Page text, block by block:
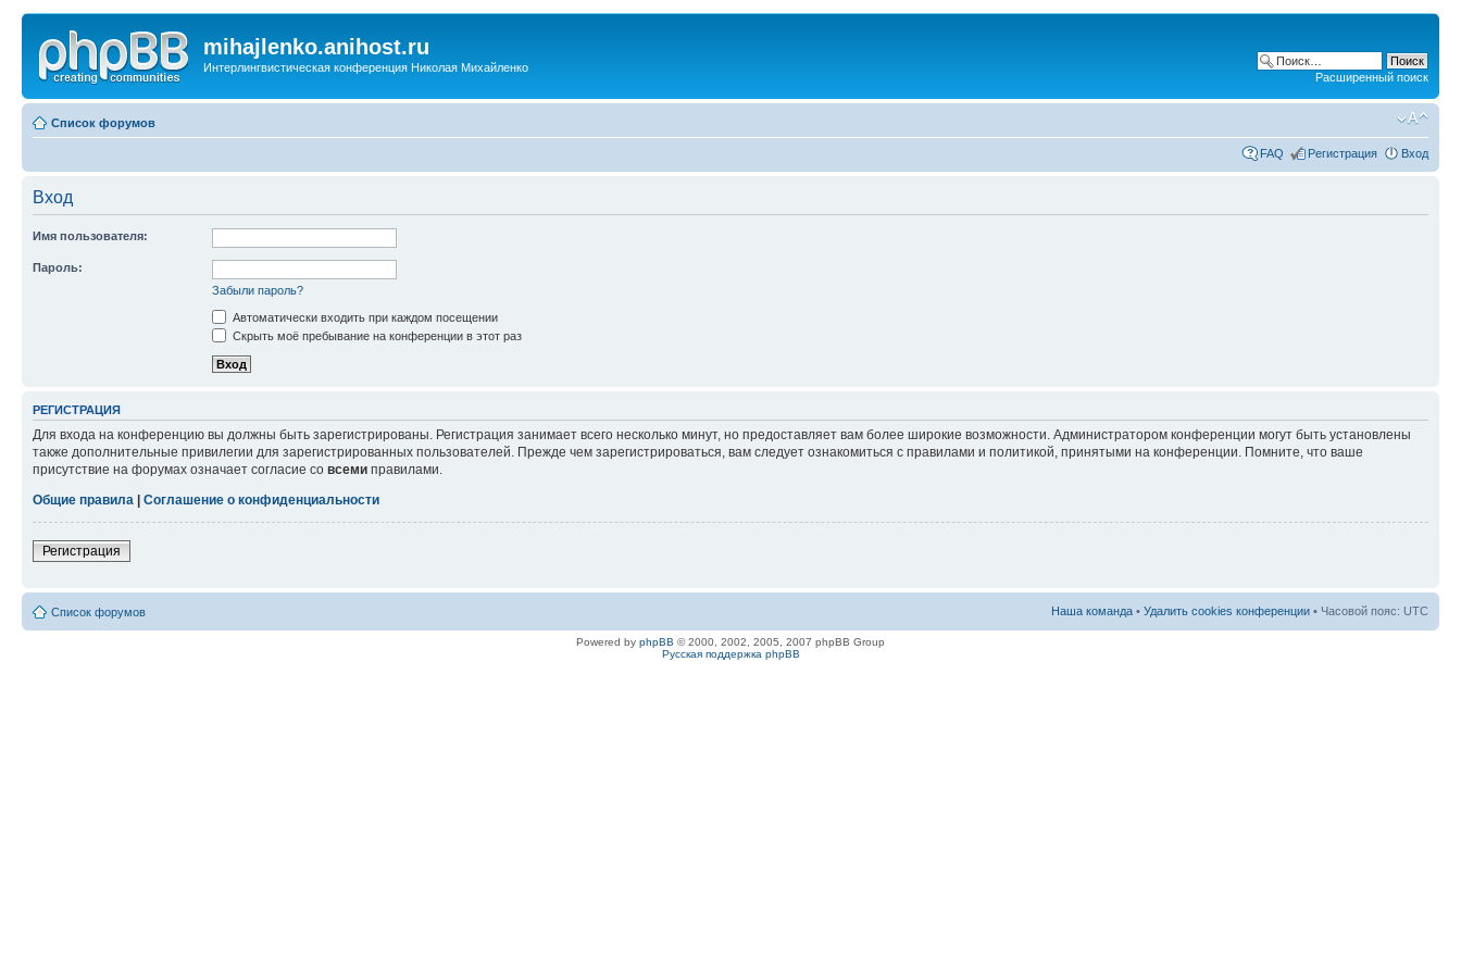
mihajlenko.anihost.ru
Интерлингвистическая конференция Николая Михайленко
Расширенный поиск
Список форумов
FAQ Регистрация Вход
Вход
Имя пользователя:
Пароль:
Забыли пароль?
Автоматически входить при каждом посещении
Скрыть моё пребывание на конференции в этот раз
РЕГИСТРАЦИЯ
Для входа на конференцию вы должны быть зарегистрированы. Регистрация занимает всего несколько минут, но предоставляет вам более широкие возможности. Администратором конференции могут быть установлены
также дополнительные привилегии для зарегистрированных пользователей. Прежде чем зарегистрироваться, вам следует ознакомиться с правилами и политикой, принятыми на конференции. Помните, что ваше
присутствие на форумах означает согласие со всеми правилами.
Общие правила
Соглашение о конфиденциальности
Регистрация
Список форумов Наша команда • Удалить cookies конференции • Часовой пояс: UTC
Powered by phpBB © 2000, 2002, 2005, 2007 phpBB Group
Русская поддержка phpBB